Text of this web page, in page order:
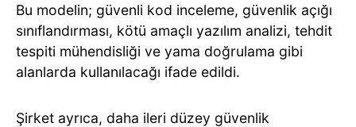
Bu modelin; güvenli kod inceleme, güvenlik açığı
sınıflandırması, kötü amaçlı yazılım analizi, tehdit
tespiti mühendisliği ve yama doğrulama gibi
alanlarda kullanılacağı ifade edildi.
Şirket ayrıca, daha ileri düzey güvenlik